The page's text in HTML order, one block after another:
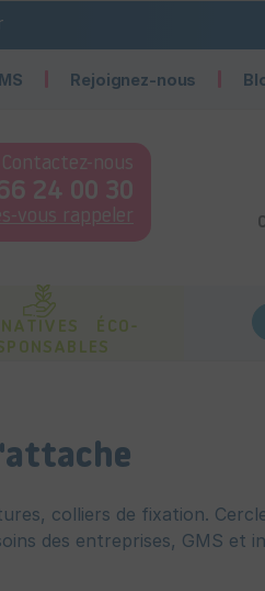
Rejoignez-nous
Contactez-nous
24 00 30
vous rappeler
ÉCO-
colliers de fixation.
des entreprises, GMS et